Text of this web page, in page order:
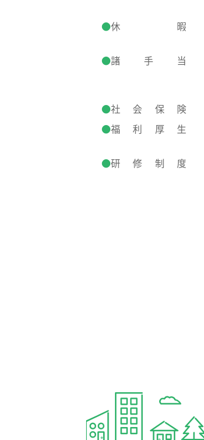
休暇
諸手当
社会保険
福利厚生
研修制度